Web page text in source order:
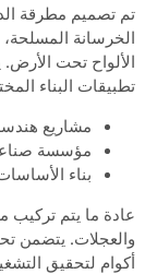
مطرقة الديزل
المسلحة،
تحت الأرض. يعد
البناء
مشاريع هندسة
مؤسسة صناعة
بناء الأساسات
ما يتم تركيب معدات
يتضمن تحديث
لتحقيق التشغيل